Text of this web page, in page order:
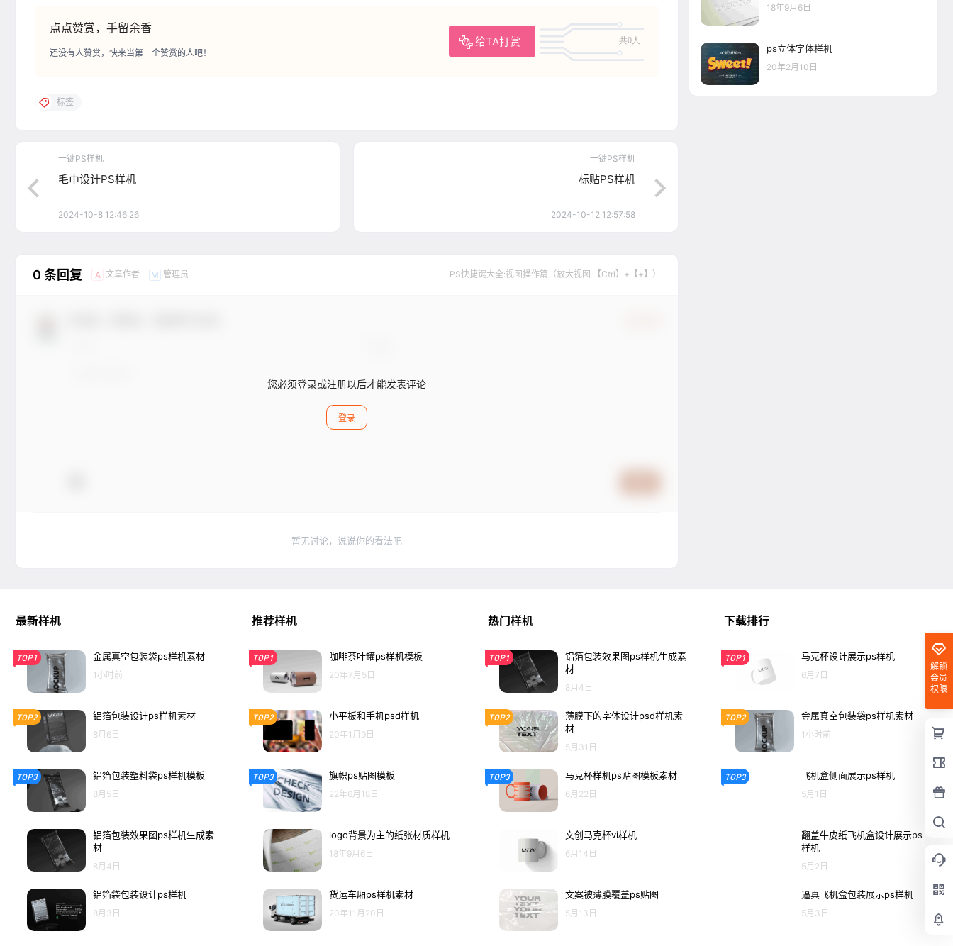
点点赞赏，手留余香
给TA打赏 共0人
还没有人赞赏，快来当第一个赞赏的人吧！
标签
一键PS样机
毛巾设计PS样机
2024-10-8 12:46:26
一键PS样机
标贴PS样机
2024-10-12 12:57:58
0 条回复 A 文章作者 M 管理员 PS快捷键大全:视图操作篇（放大视图 【Ctrl】+【+】）
您必须登录或注册以后才能发表评论
登录
暂无讨论，说说你的看法吧
18年9月6日
ps立体字体样机
20年2月10日
解锁
会员
权限
最新样机
TOP1 金属真空包装袋ps样机素材
1小时前
TOP2 铝箔包装设计ps样机素材
8月6日
TOP3 铝箔包装塑料袋ps样机模板
8月5日
铝箔包装效果图ps样机生成素
材
8月4日
铝箔袋包装设计ps样机
8月3日
推荐样机
TOP1 咖啡茶叶罐ps样机模板
20年7月5日
TOP2 小平板和手机psd样机
20年1月9日
TOP3 旗帜ps贴图模板
22年6月18日
logo背景为主的纸张材质样机
18年9月6日
货运车厢ps样机素材
20年11月20日
热门样机
TOP1
铝箔包装效果图ps样机生成素
材
8月4日
TOP2
薄膜下的字体设计psd样机素
材
5月31日
TOP3 马克杯样机ps贴图模板素材
6月22日
文创马克杯vi样机
6月14日
文案被薄膜覆盖ps贴图
5月13日
下载排行
TOP1 马克杯设计展示ps样机
6月7日
TOP2 金属真空包装袋ps样机素材
1小时前
TOP3 飞机盒侧面展示ps样机
5月1日
翻盖牛皮纸飞机盒设计展示ps
样机
5月2日
逼真飞机盒包装展示ps样机
5月3日